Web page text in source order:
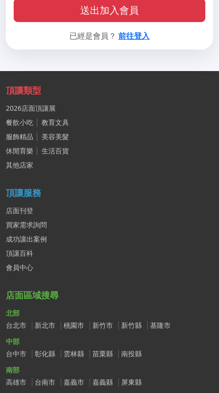
送出加入會員
已經是會員？ 前往登入
頂讓類型
2026店面頂讓展
餐飲小吃
教育文具
服飾精品
美容美髮
休閒育樂
生活百貨
其他店家
頂讓服務
店面刊登
買家需求詢問
成功讓出案例
頂讓百科
會員中心
店面區域搜尋
北部
台北市
新北市 桃園市 新竹市 新竹縣
基隆市
中部
台中市
彰化縣 雲林縣 苗栗縣
南投縣
南部
高雄市
台南市 嘉義市 嘉義縣 屏東縣